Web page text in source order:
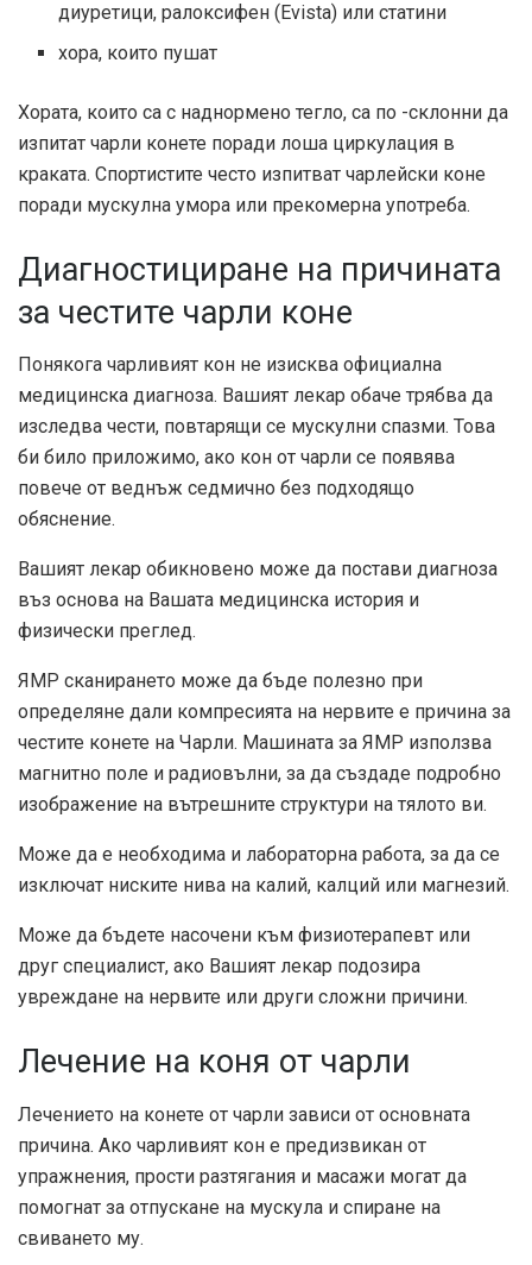
диуретици, ралоксифен (Evista) или статини
хора, които пушат
Хората, които са с наднормено тегло, са по -склонни да
изпитат чарли конете поради лоша циркулация в
краката. Спортистите често изпитват чарлейски коне
поради мускулна умора или прекомерна употреба.
Диагностициране на причината
за честите чарли коне
Понякога чарливият кон не изисква официална
медицинска диагноза. Вашият лекар обаче трябва да
изследва чести, повтарящи се мускулни спазми. Това
би било приложимо, ако кон от чарли се появява
повече от веднъж седмично без подходящо
обяснение.
Вашият лекар обикновено може да постави диагноза
въз основа на Вашата медицинска история и
физически преглед.
ЯМР сканирането може да бъде полезно при
определяне дали компресията на нервите е причина за
честите конете на Чарли. Машината за ЯМР използва
магнитно поле и радиовълни, за да създаде подробно
изображение на вътрешните структури на тялото ви.
Може да е необходима и лабораторна работа, за да се
изключат ниските нива на калий, калций или магнезий.
Може да бъдете насочени към физиотерапевт или
друг специалист, ако Вашият лекар подозира
увреждане на нервите или други сложни причини.
Лечение на коня от чарли
Лечението на конете от чарли зависи от основната
причина. Ако чарливият кон е предизвикан от
упражнения, прости разтягания и масажи могат да
помогнат за отпускане на мускула и спиране на
свиването му.